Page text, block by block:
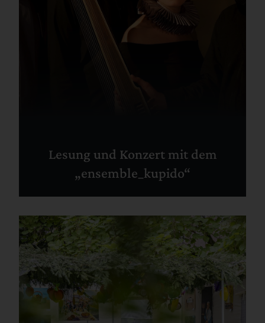
Lesung und Konzert mit dem
„ensemble_kupido“